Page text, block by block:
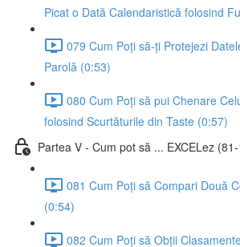
Picat o Dată Calendaristică folosind
079 Cum Poți să-ți Protejezi
Parolă (0:53)
080 Cum Poți să pui Chenare
folosind Scurtăturile din Taste (0:57)
Partea V - Cum pot să ... EXCELez
081 Cum Poți să Compari Două
(0:54)
082 Cum Poți să Obții